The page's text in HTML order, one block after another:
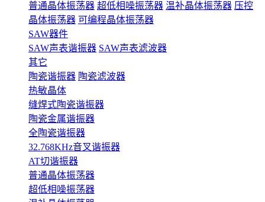
普通晶体振荡器 超低相噪振荡器 温补晶体振荡器 压控
晶体振荡器 可编程晶体振荡器
SAW器件
SAW声表谐振器 SAW声表滤波器
其它
陶瓷谐振器 陶瓷滤波器
热敏晶体
缝焊式陶瓷谐振器
陶瓷金属谐振器
全陶瓷谐振器
32.768KHz音叉谐振器
AT切谐振器
普通晶体振荡器
超低相噪振荡器